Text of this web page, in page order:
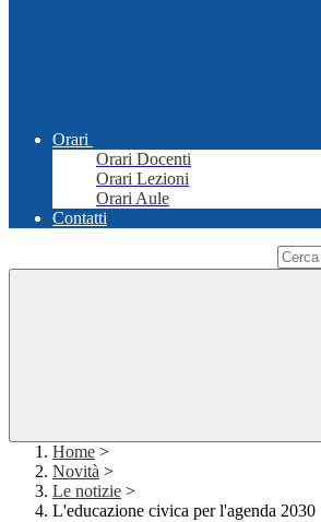
Orari
Orari Docenti
Orari Lezioni
Orari Aule
Contatti
Home >
Novità >
Le notizie >
L'educazione civica per l'agenda 2030